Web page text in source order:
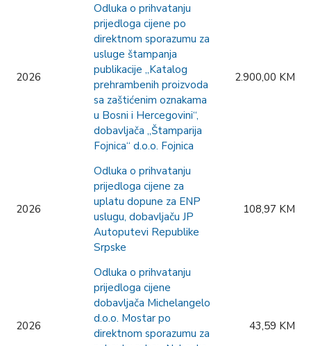
2026
Odluka o prihvatanju
prijedloga cijene po
direktnom sporazumu za
usluge štampanja
publikacije „Katalog
prehrambenih proizvoda
sa zaštićenim oznakama
u Bosni i Hercegovini“,
dobavljača „Štamparija
Fojnica“ d.o.o. Fojnica
2.900,00 KM
2026
Odluka o prihvatanju
prijedloga cijene za
uplatu dopune za ENP
uslugu, dobavljaču JP
Autoputevi Republike
Srpske
108,97 KM
2026
Odluka o prihvatanju
prijedloga cijene
dobavljača Michelangelo
d.o.o. Mostar po
direktnom sporazumu za
43,59 KM